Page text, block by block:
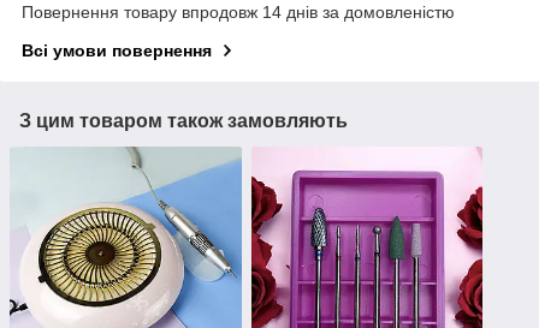
Повернення товару впродовж 14 днів за домовленістю
Всі умови повернення
З цим товаром також замовляють